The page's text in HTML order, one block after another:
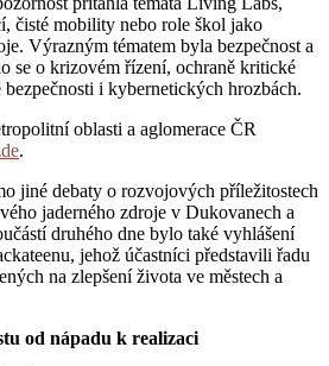
čisté mobility nebo role škol jako
Výrazným tématem byla bezpečnost a
se o krizovém řízení, ochraně kritické
i kybernetických hrozbách.
oblasti a aglomerace ČR
.
jiné debaty o rozvojových příležitostech
jaderného zdroje v Dukovanech a
druhého dne bylo také vyhlášení
jehož účastníci představili řadu
na zlepšení života ve městech a
od nápadu k realizaci